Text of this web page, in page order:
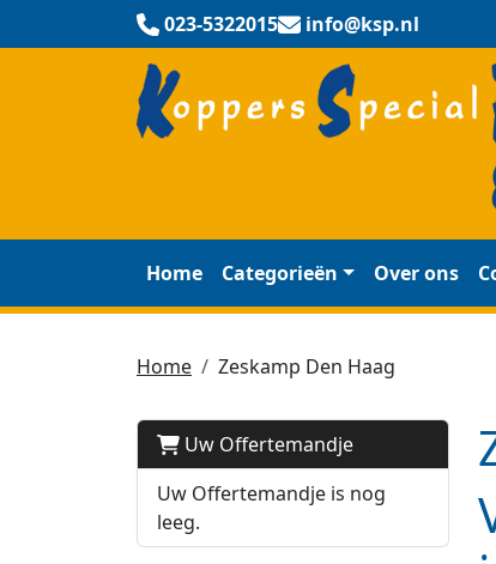
023-5322015 info@ksp.nl
Home Categorieën Over ons
Home Zeskamp Den Haag
Uw Offertemandje
Uw Offertemandje is nog
leeg.